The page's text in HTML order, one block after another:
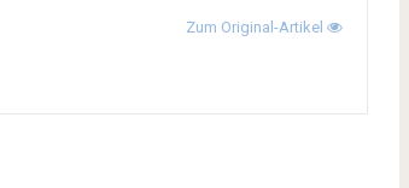
Zum Original-Artikel